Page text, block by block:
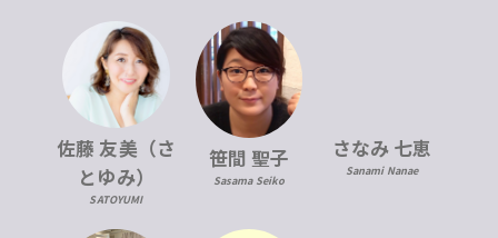
佐藤 友美（さ
とゆみ）
SATOYUMI
笹間 聖子
Sasama Seiko
さなみ 七恵
Sanami Nanae